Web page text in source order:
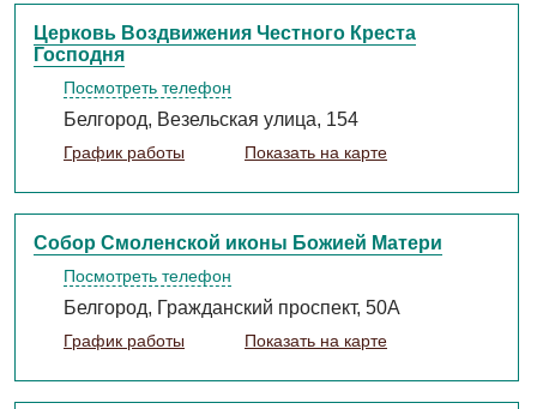
Церковь Воздвижения Честного Креста
Господня
Посмотреть телефон
Белгород, Везельская улица, 154
График работы Показать на карте
Собор Смоленской иконы Божией Матери
Посмотреть телефон
Белгород, Гражданский проспект, 50А
График работы Показать на карте